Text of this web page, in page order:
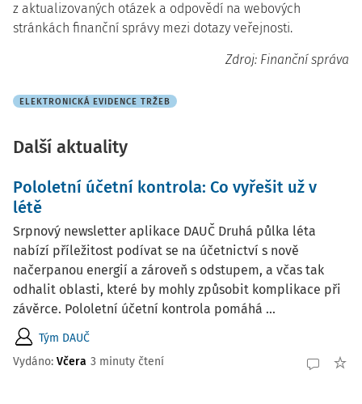
z aktualizovaných otázek a odpovědí na webových
stránkách finanční správy mezi dotazy veřejnosti.
Zdroj: Finanční správa
ELEKTRONICKÁ EVIDENCE TRŽEB
Další aktuality
Pololetní účetní kontrola: Co vyřešit už v
létě
Srpnový newsletter aplikace DAUČ Druhá půlka léta
nabízí příležitost podívat se na účetnictví s nově
načerpanou energií a zároveň s odstupem, a včas tak
odhalit oblasti, které by mohly způsobit komplikace při
závěrce. Pololetní účetní kontrola pomáhá ...
Tým DAUČ
Vydáno: Včera 3 minuty čtení